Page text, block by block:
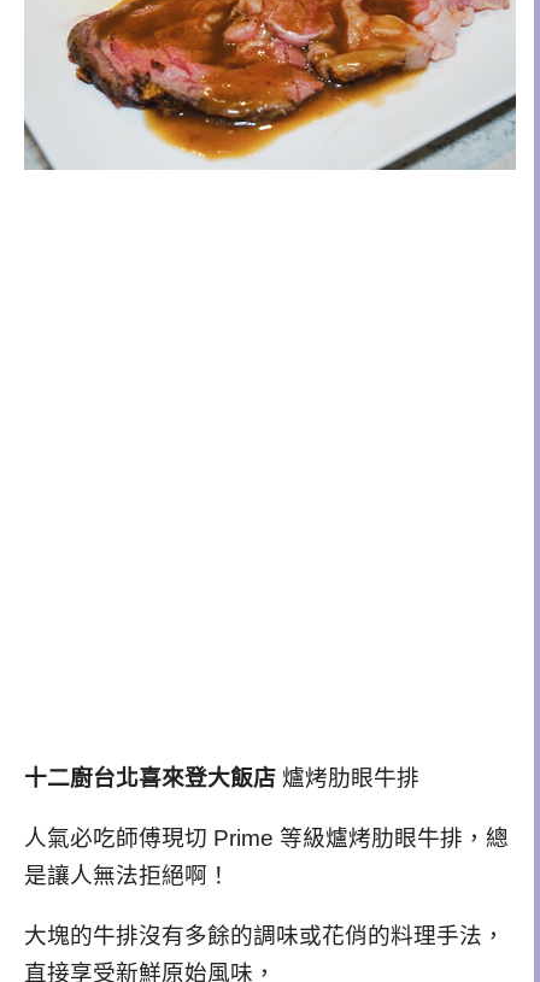
十二廚台北喜來登大飯店 爐烤肋眼牛排
人氣必吃師傅現切 Prime 等級爐烤肋眼牛排，總
是讓人無法拒絕啊！
大塊的牛排沒有多餘的調味或花俏的料理手法，
直接享受新鮮原始風味，